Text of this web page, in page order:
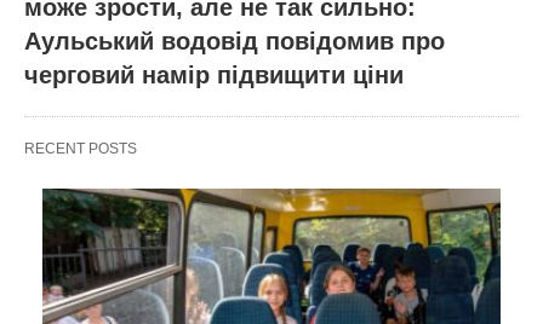
може зрости, але не так сильно:
Аульський водовід повідомив про
черговий намір підвищити ціни
RECENT POSTS